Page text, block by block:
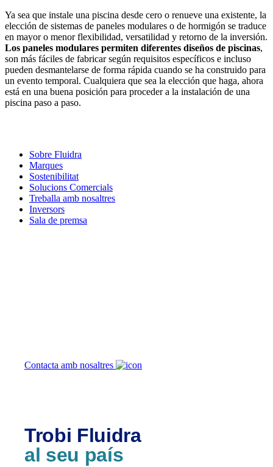
Ya sea que instale una piscina desde cero o renueve una existente, la
elección de sistemas de paneles modulares o de hormigón se traduce
en mayor o menor flexibilidad, versatilidad y retorno de la inversión.
Los paneles modulares permiten diferentes diseños de piscinas,
son más fáciles de fabricar según requisitos específicos e incluso
pueden desmantelarse de forma rápida cuando se ha construido para
un evento temporal. Cualquiera que sea la elección que haga, ahora
está en una buena posición para proceder a la instalación de una
piscina paso a paso.
Sobre Fluidra
Marques
Sostenibilitat
Solucions Comercials
Treballa amb nosaltres
Inversors
Sala de premsa
Contacta amb nosaltres
Trobi Fluidra
al seu país